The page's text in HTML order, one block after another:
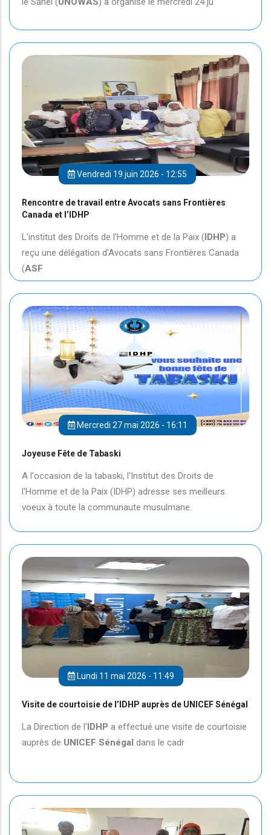
Vendredi 19 juin 2026 - 12:55
Rencontre de travail entre Avocats sans Frontières
Canada et l’IDHP
L'institut des Droits de l'Homme et de la Paix (IDHP) a
reçu une délégation d'Avocats sans Frontières Canada
(ASF
Mercredi 27 mai 2026 - 16:11
Joyeuse Fête de Tabaski
A l'occasion de la tabaski, l'Institut des Droits de
l'Homme et de la Paix (IDHP) adresse ses meilleurs
voeux à toute la communaute musulmane.
Lundi 11 mai 2026 - 11:49
Visite de courtoisie de l’IDHP auprès de UNICEF Sénégal
La Direction de l'IDHP a effectué une visite de courtoisie
auprès de UNICEF Sénégal dans le cadr